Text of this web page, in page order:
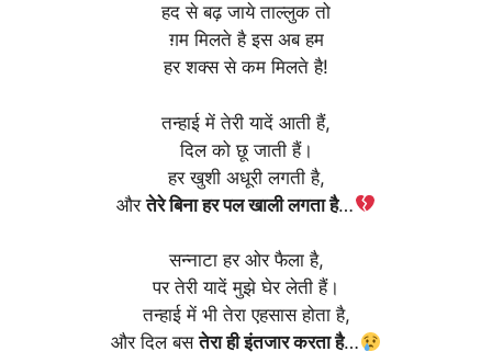
हद से बढ़ जाये ताल्लुक तो
ग़म मिलते है इस अब हम
हर शक्स से कम मिलते है!
तन्हाई में तेरी यादें आती हैं,
दिल को छू जाती हैं।
हर खुशी अधूरी लगती है,
औरतेरे बिना हर पल खाली लगता है…
सन्नाटा हर ओर फैला है,
पर तेरी यादें मुझे घेर लेती हैं।
तन्हाई में भी तेरा एहसास होता है,
और दिल बसतेरा ही इंतजार करता है…